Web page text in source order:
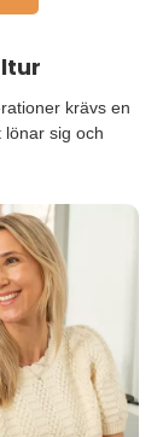
krävs en
sig och